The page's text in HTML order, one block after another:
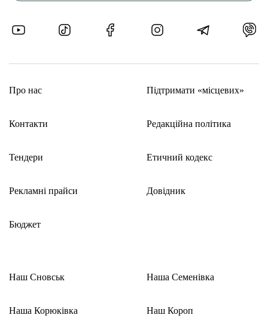
Про нас
Контакти
Тендери
Рекламні прайси
Бюджет
Підтримати «місцевих»
Редакційна політика
Етичний кодекс
Довідник
Наш Сновськ
Наша Корюківка
Наша Семенівка
Наш Короп